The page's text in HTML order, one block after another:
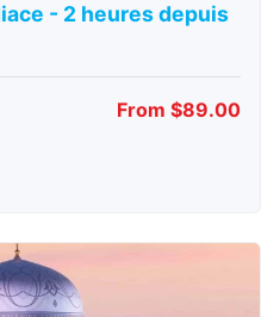
- 2 heures depuis
From $89.00